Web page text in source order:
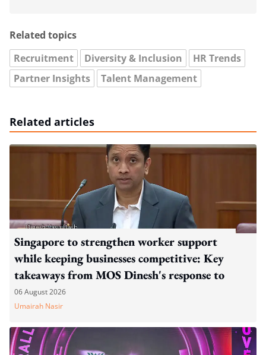
Related topics
Recruitment
Diversity & Inclusion
HR Trends
Partner Insights
Talent Management
Related articles
Singapore to strengthen worker support
while keeping businesses competitive: Key
takeaways from MOS Dinesh's response to
WP's motion
06 August 2026
Umairah Nasir